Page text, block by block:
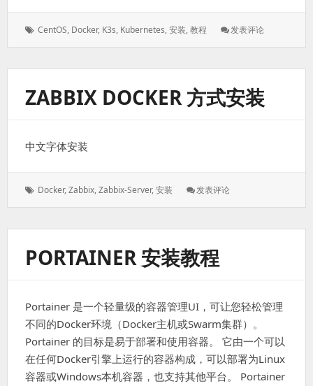
标
CentOS, Docker, K3s, Kubernetes,安装,教程 发表评论: K3s
教
ZABBIX DOCKER 方式安装
中文字体安装
标
Docker,Zabbix,Zabbix-Server,安装 发表评论: Zabbix
式
PORTAINER 安装教程
Portainer 是一个轻量级的容器管理UI，可让您轻松管理
不同的Docker环境（Docker主机或Swarm集群）。
Portainer 的目标是易于部署和使用容器。 它由一个可以
在任何Docker引擎上运行的容器构成，可以部署为Linux
容器或Windows本机容器，也支持其他平台。 Portainer